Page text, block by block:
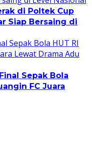
di Poltek Cup
Siap Bersaing di
Sepak Bola
FC Juara